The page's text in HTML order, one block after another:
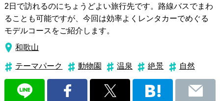
2日で訪れるのにちょうどよい旅行先です。路線バスでまわ
ることも可能ですが、今回は効率よくレンタカーでめぐる
モデルコースをご紹介します。
和歌山
テーマパーク 動物園 温泉 絶景 自然